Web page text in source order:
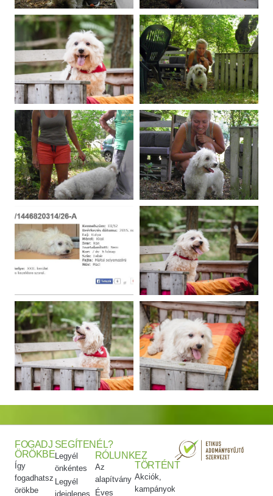
FOGADJ
ÖRÖKBE
Így
fogadhatsz
örökbe
SEGÍTENÉL?
Legyél
önkéntes
Legyél
ideiglenes
RÓLUNK
Az
alapítvány
Éves
EZ
TÖRTÉNT
Akciók,
kampányok